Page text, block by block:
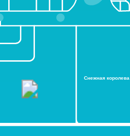
Снежная королева